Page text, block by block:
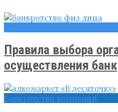
Правила выбора
осуществления
Банкротство компаний